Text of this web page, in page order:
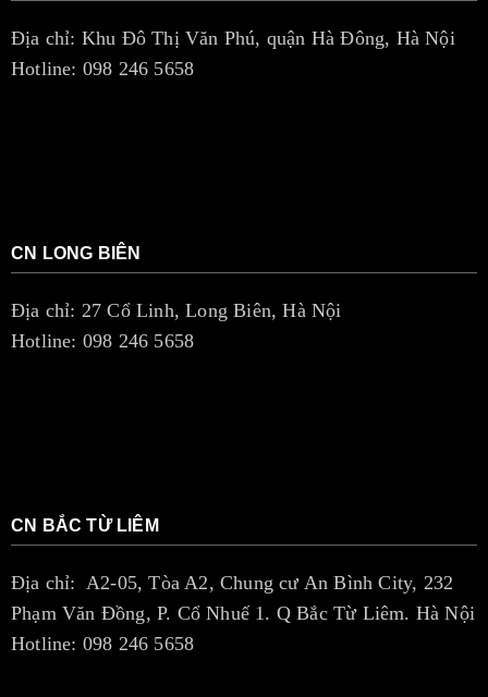
Địa chỉ: Khu Đô Thị Văn Phú, quận Hà Đông, Hà Nội
Hotline: 098 246 5658
CN LONG BIÊN
Địa chỉ: 27 Cổ Linh, Long Biên, Hà Nội
Hotline: 098 246 5658
CN BẮC TỪ LIÊM
Địa chỉ: A2-05, Tòa A2, Chung cư An Bình City, 232
Phạm Văn Đồng, P. Cổ Nhuế 1. Q Bắc Từ Liêm. Hà Nội
Hotline: 098 246 5658